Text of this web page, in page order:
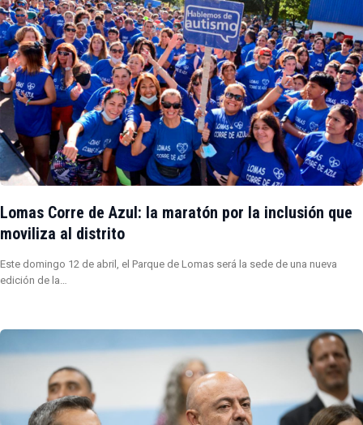
Lomas Corre de Azul: la maratón por la inclusión que
moviliza al distrito
Este domingo 12 de abril, el Parque de Lomas será la sede de una nueva
edición de la…